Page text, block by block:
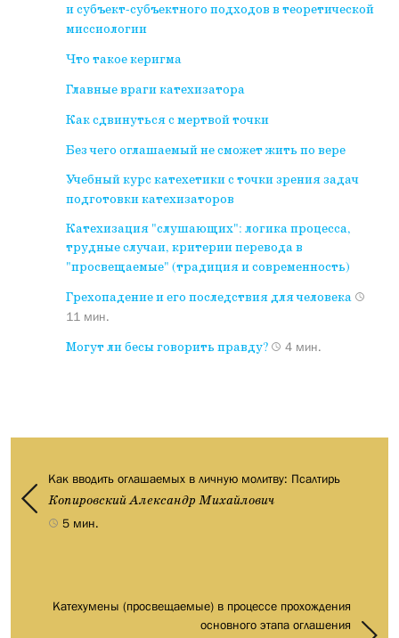
и субъект-субъектного подходов в теоретической
миссиологии
Что такое керигма
Главные враги катехизатора
Как сдвинуться с мертвой точки
Без чего оглашаемый не сможет жить по вере
Учебный курс катехетики с точки зрения задач
подготовки катехизаторов
Катехизация "слушающих": логика процесса,
трудные случаи, критерии перевода в
"просвещаемые" (традиция и современность)
Грехопадение и его последствия для человека
11 мин.
Могут ли бесы говорить правду? 4 мин.
Как вводить оглашаемых в личную молитву: Псалтирь
Копировский Александр Михайлович
5 мин.
Катехумены (просвещаемые) в процессе прохождения
основного этапа оглашения